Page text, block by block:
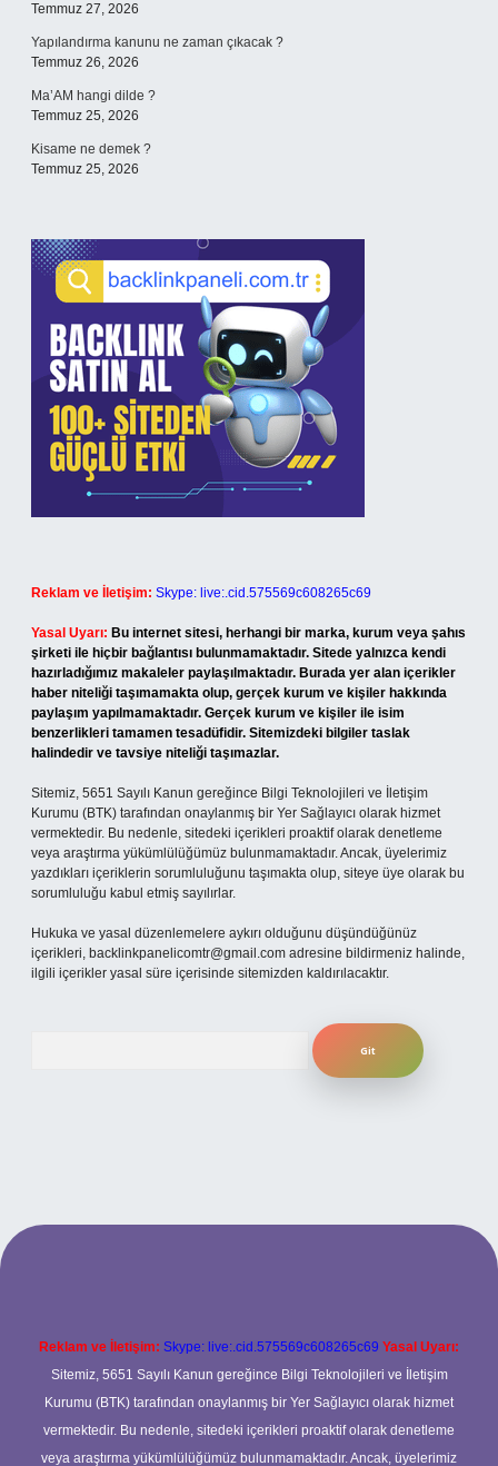
Temmuz 27, 2026
Yapılandırma kanunu ne zaman çıkacak ?
Temmuz 26, 2026
Ma’AM hangi dilde ?
Temmuz 25, 2026
Kisame ne demek ?
Temmuz 25, 2026
Reklam ve İletişim: Skype: live:.cid.575569c608265c69
Yasal Uyarı: Bu internet sitesi, herhangi bir marka, kurum veya şahıs
şirketi ile hiçbir bağlantısı bulunmamaktadır. Sitede yalnızca kendi
hazırladığımız makaleler paylaşılmaktadır. Burada yer alan içerikler
haber niteliği taşımamakta olup, gerçek kurum ve kişiler hakkında
paylaşım yapılmamaktadır. Gerçek kurum ve kişiler ile isim
benzerlikleri tamamen tesadüfidir. Sitemizdeki bilgiler taslak
halindedir ve tavsiye niteliği taşımazlar.
Sitemiz, 5651 Sayılı Kanun gereğince Bilgi Teknolojileri ve İletişim
Kurumu (BTK) tarafından onaylanmış bir Yer Sağlayıcı olarak hizmet
vermektedir. Bu nedenle, sitedeki içerikleri proaktif olarak denetleme
veya araştırma yükümlülüğümüz bulunmamaktadır. Ancak, üyelerimiz
yazdıkları içeriklerin sorumluluğunu taşımakta olup, siteye üye olarak bu
sorumluluğu kabul etmiş sayılırlar.
Hukuka ve yasal düzenlemelere aykırı olduğunu düşündüğünüz
içerikleri, backlinkpanelicomtr@gmail.com adresine bildirmeniz halinde,
ilgili içerikler yasal süre içerisinde sitemizden kaldırılacaktır.
betexper.xyz
Reklam ve İletişim: Skype: live:.cid.575569c608265c69 Yasal Uyarı:
Sitemiz, 5651 Sayılı Kanun gereğince Bilgi Teknolojileri ve İletişim
Kurumu (BTK) tarafından onaylanmış bir Yer Sağlayıcı olarak hizmet
vermektedir. Bu nedenle, sitedeki içerikleri proaktif olarak denetleme
veya araştırma yükümlülüğümüz bulunmamaktadır. Ancak, üyelerimiz